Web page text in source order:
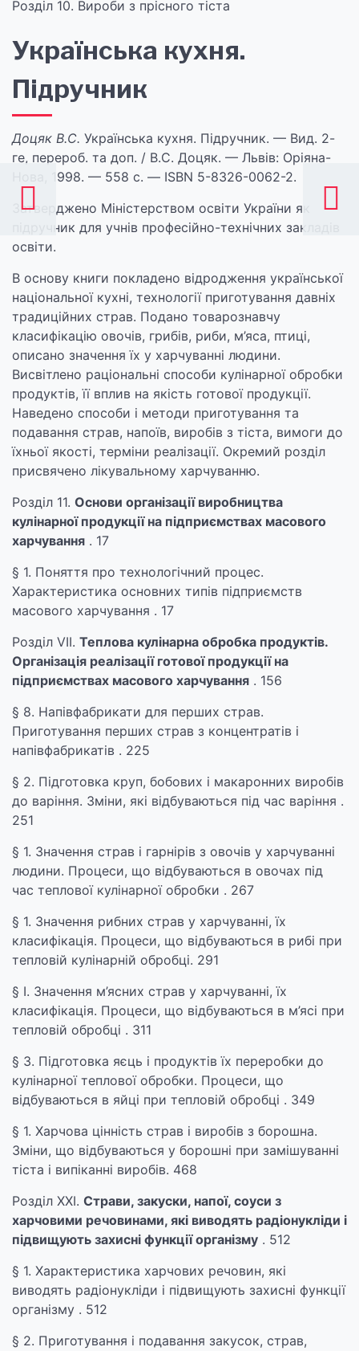
Розділ 10. Вироби з прісного тіста
Українська кухня.
Підручник
Доцяк В.С. Українська кухня. Підручник. — Вид. 2-
ге, перероб. та доп. / В.С. Доцяк. — Львів: Оріяна-
Нова, 1998. — 558 с. — ISВN 5-8326-0062-2.
Затверджено Міністерством освіти України як
підручник для учнів професійно-технічних закладів
освіти.
В основу книги покладено відродження української
національної кухні, технології приготування давніх
традиційних страв. Подано товарознавчу
класифікацію овочів, грибів, риби, м’яса, птиці,
описано значення їх у харчуванні людини.
Висвітлено раціональні способи кулінарної обробки
продуктів, її вплив на якість готової продукції.
Наведено способи і методи приготування та
подавання страв, напоїв, виробів з тіста, вимоги до
їхньої якості, терміни реалізації. Окремий розділ
присвячено лікувальному харчуванню.
Розділ 11. Основи організації виробництва
кулінарної продукції на підприємствах масового
харчування . 17
§ 1. Поняття про технологічний процес.
Характеристика основних типів підприємств
масового харчування . 17
Розділ VII. Теплова кулінарна обробка продуктів.
Організація реалізації готової продукції на
підприємствах масового харчування . 156
§ 8. Напівфабрикати для перших страв.
Приготування перших страв з концентратів і
напівфабрикатів . 225
§ 2. Підготовка круп, бобових і макаронних виробів
до варіння. Зміни, які відбуваються під час варіння .
251
§ 1. Значення страв і гарнірів з овочів у харчуванні
людини. Процеси, що відбуваються в овочах під
час теплової кулінарної обробки . 267
§ 1. Значення рибних страв у харчуванні, їх
класифікація. Процеси, що відбуваються в рибі при
тепловій кулінарній обробці. 291
§ І. Значення м’ясних страв у харчуванні, їх
класифікація. Процеси, що відбуваються в м’ясі при
тепловій обробці . 311
§ 3. Підготовка яєць і продуктів їх переробки до
кулінарної теплової обробки. Процеси, що
відбуваються в яйці при тепловій обробці . 349
§ 1. Харчова цінність страв і виробів з борошна.
Зміни, що відбуваються у борошні при замішуванні
тіста і випіканні виробів. 468
Розділ XXI. Страви, закуски, напої, соуси з
харчовими речовинами, які виводять радіонукліди і
підвищують захисні функції організму . 512
§ 1. Характеристика харчових речовин, які
виводять радіонукліди і підвищують захисні функції
організму . 512
§ 2. Приготування і подавання закусок, страв,